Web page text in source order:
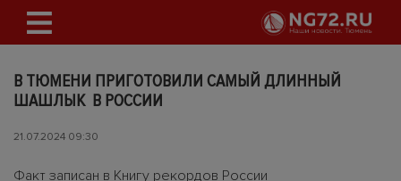
В ТЮМЕНИ ПРИГОТОВИЛИ САМЫЙ ДЛИННЫЙ
ШАШЛЫК В РОССИИ
21.07.2024 09:30
Факт записан в Книгу рекордов России